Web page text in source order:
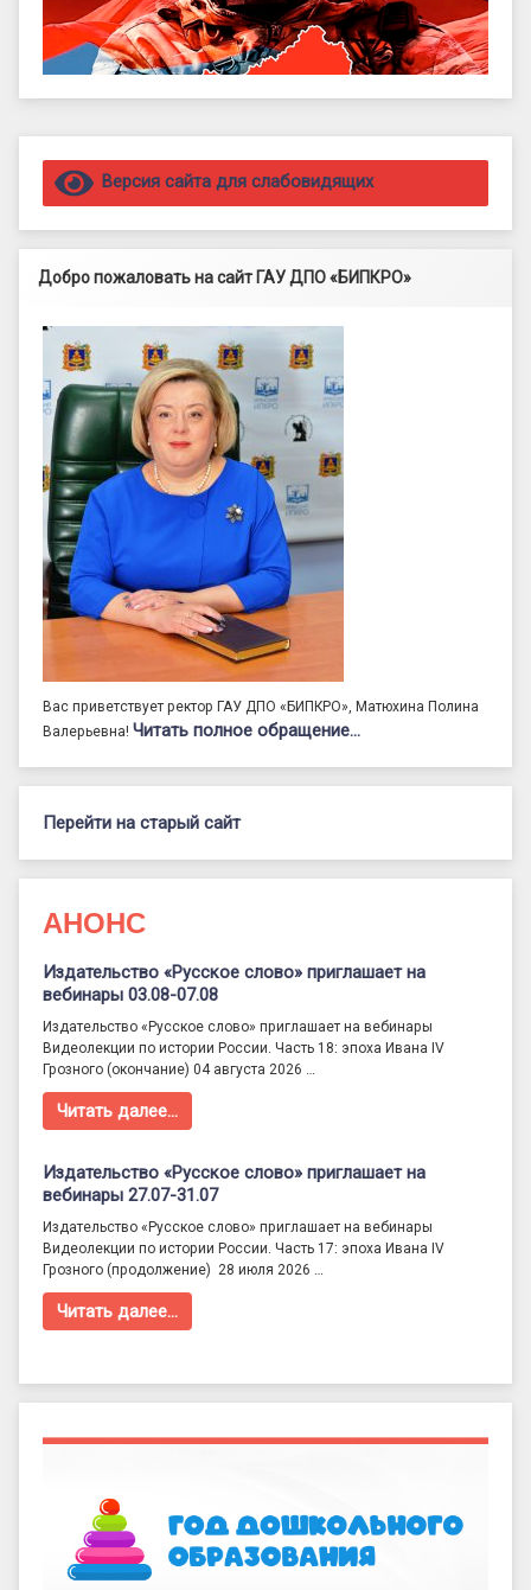
Правый сайдбар
Версия сайта для слабовидящих
Добро пожаловать на сайт ГАУ ДПО «БИПКРО»
Вас приветствует ректор ГАУ ДПО «БИПКРО», Матюхина Полина
Валерьевна! Читать полное обращение…
Перейти на старый сайт
АНОНС
Издательство «Русское слово» приглашает на
вебинары 03.08-07.08
Издательство «Русское слово» приглашает на вебинары
Видеолекции по истории России. Часть 18: эпоха Ивана IV
Грозного (окончание) 04 августа 2026 …
Читать далее…
Издательство «Русское слово» приглашает на
вебинары 27.07-31.07
Издательство «Русское слово» приглашает на вебинары
Видеолекции по истории России. Часть 17: эпоха Ивана IV
Грозного (продолжение) 28 июля 2026 …
Читать далее…